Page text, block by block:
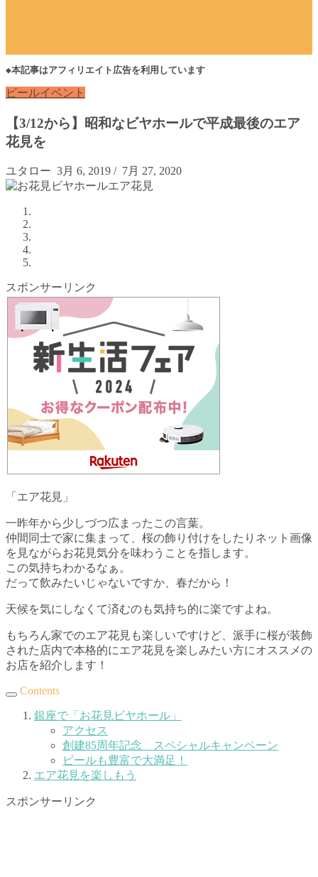
◆本記事はアフィリエイト広告を利用しています
ビールイベント
【3/12から】昭和なビヤホールで平成最後のエア
花見を
ユタロー 3月 6, 2019 / 7月 27, 2020
スポンサーリンク
「エア花見」
一昨年から少しづつ広まったこの言葉。
仲間同士で家に集まって、桜の飾り付けをしたりネット画像
を見ながらお花見気分を味わうことを指します。
この気持ちわかるなぁ。
だって飲みたいじゃないですか、春だから！
天候を気にしなくて済むのも気持ち的に楽ですよね。
もちろん家でのエア花見も楽しいですけど、派手に桜が装飾
された店内で本格的にエア花見を楽しみたい方にオススメの
お店を紹介します！
Contents
銀座で「お花見ビヤホール」
アクセス
創建85周年記念 スペシャルキャンペーン
ビールも豊富で大満足！
エア花見を楽しもう
スポンサーリンク